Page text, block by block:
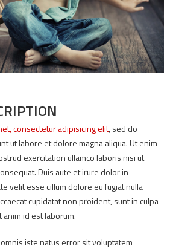
consectetur adipisicing elit, sed do
ut labore et dolore magna aliqua. Ut enim
exercitation ullamco laboris nisi ut
Duis aute et irure dolor in
velit esse cillum dolore eu fugiat nulla
cupidatat non proident, sunt in culpa
id est laborum.
iste natus error sit voluptatem